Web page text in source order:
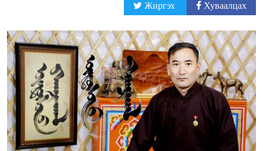
Жиргэх Хуваалцах